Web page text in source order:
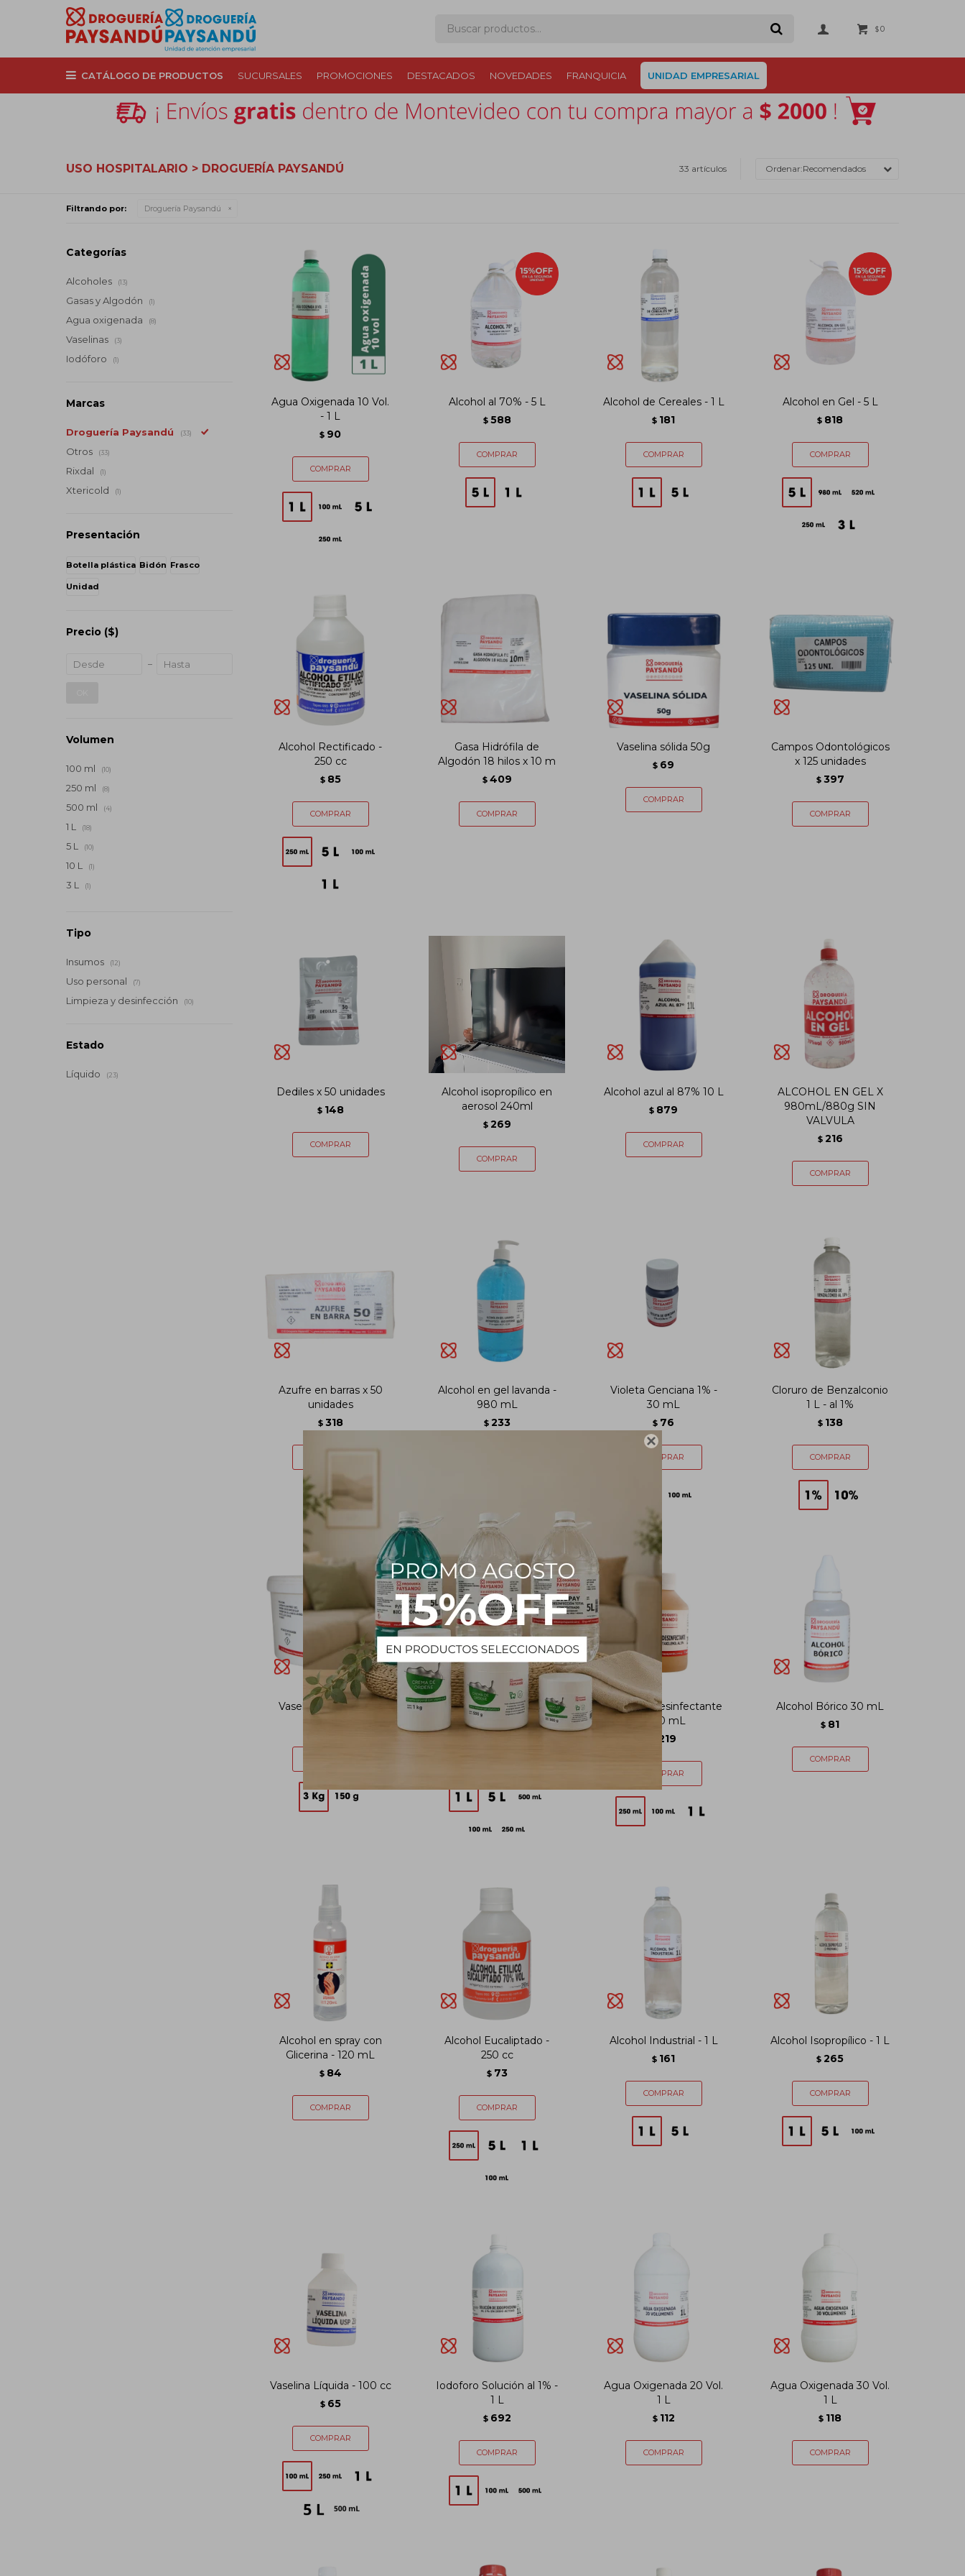

CATÁLOGO DE PRODUCTOS SUCURSALES PROMOCIONES DESTACADOS NOVEDADES FRANQUICIA UNIDAD EMPRESARIAL
$0
USO HOSPITALARIO > DROGUERÍA PAYSANDÚ 33 artículos Recomendados
Filtrando por: Droguería Paysandú
Agua Oxigenada 10 Vol.
- 1 L
$ 90
Alcohol al 70% - 5 L
$ 588
Alcohol de Cereales - 1 L
$ 181
Alcohol en Gel - 5 L
$ 818
Alcohol Rectificado -
250 cc
$ 85
Gasa Hidrófila de
Algodón 18 hilos x 10 m
$ 409
Vaselina sólida 50g
$ 69
Campos Odontológicos
x 125 unidades
$ 397
Dediles x 50 unidades
$ 148
Alcohol isopropílico en
aerosol 240ml
$ 269
Alcohol azul al 87% 10 L
$ 879
ALCOHOL EN GEL X
980mL/880g SIN
VALVULA
$ 216
Azufre en barras x 50
unidades
$ 318
Alcohol en gel lavanda -
980 mL
$ 233
Violeta Genciana 1% -
30 mL
$ 76
Cloruro de Benzalconio
1 L - al 1%
$ 138
Vaselina Sólida - 3 kg Glicerina Pura - 1 L
Solución Desinfectante
- 250 mL
219
Alcohol Bórico 30 mL
$ 81
Alcohol en spray con
Glicerina - 120 mL
$ 84
Alcohol Eucaliptado -
250 cc
$ 73
Alcohol Industrial - 1 L
$ 161
Alcohol Isopropílico - 1 L
$ 265
Vaselina Líquida - 100 cc
$ 65
Iodoforo Solución al 1% -
1 L
$ 692
Agua Oxigenada 20 Vol.
1 L
$ 112
Agua Oxigenada 30 Vol.
1 L
$ 118
Categorías
Alcoholes (13)
Gasas y Algodón (1)
Agua oxigenada (8)
Vaselinas (3)
Iodóforo (1)
Marcas
Droguería Paysandú (33)
Otros (33)
Rixdal (1)
Xtericold (1)
Presentación
Botella plástica Bidón Frasco
Unidad
Precio ($)
Volumen
100 ml (10)
250 ml (8)
500 ml (4)
1 L (18)
5 L (10)
10 L (1)
3 L (1)
Tipo
Insumos (12)
Uso personal (7)
Limpieza y desinfección (10)
Estado
Líquido (23)